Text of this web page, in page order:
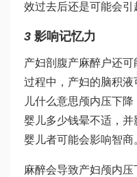
效过去后还是可能会引
3 影响记忆力
产妇剖腹产麻醉户还
过程中，产妇的脑积
儿什么意思颅内压下
婴儿多少钱晕不适，并
婴儿者可能会影响智商
麻醉会导致产妇颅内